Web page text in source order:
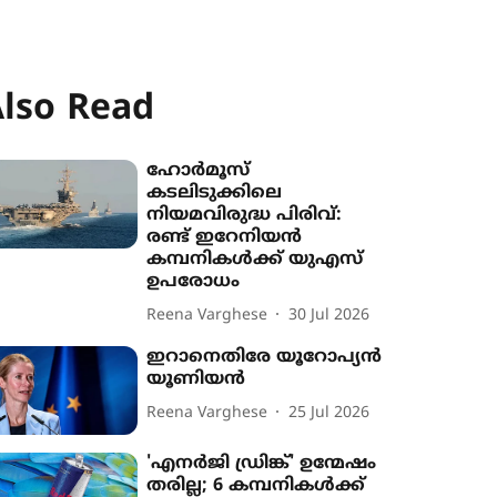
Read
ഹോർമൂസ്
കടലിടുക്കിലെ
നിയമവിരുദ്ധ പിരിവ്:
രണ്ട് ഇറേനിയൻ
കമ്പനികൾക്ക് യുഎസ്
ഉപരോധം
Reena Varghese 30 Jul 2026
ഇറാനെതിരേ യൂറോപ്യൻ
യൂണിയൻ
Reena Varghese 25 Jul 2026
'എനര്‍ജി ഡ്രിങ്ക്' ഉന്മേഷം
തരില്ല; 6 കമ്പനികള്‍ക്ക്